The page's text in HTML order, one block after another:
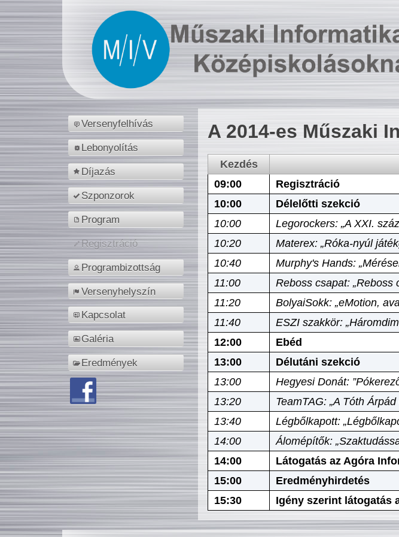
Versenyfelhívás
Lebonyolítás
Díjazás
Szponzorok
Program
Regisztráció
Programbizottság
Versenyhelyszín
Kapcsolat
Galéria
Eredmények
A 2014-es Műszaki
Kezdés
09:00
Regisztráció
10:00
Délelőtti szekció
10:00
Legorockers: „A XXI.
10:20
Materex: „Róka-nyúl
10:40
Murphy's Hands:
11:00
Reboss csapat: „Reboss
11:20
BolyaiSokk: „eMotion,
11:40
ESZI szakkör:
12:00
Ebéd
13:00
Délutáni szekció
13:00
Hegyesi Donát:
13:20
TeamTAG: „A Tóth
13:40
Légbőlkapott:
14:00
Álomépítők:
14:00
Látogatás az Agóra
15:00
Eredményhirdetés
15:30
Igény szerint látogatás